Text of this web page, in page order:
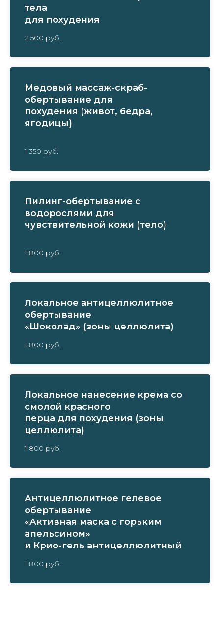
тела
для похудения
2 500 руб.
Медовый массаж-скраб-
обертывание для
похудения (живот, бедра,
ягодицы)
1 350 руб.
Пилинг-обертывание с
водорослями для
чувствительной кожи (тело)
1 800 руб.
Локальное антицеллюлитное
обертывание
«Шоколад» (зоны целлюлита)
1 800 руб.
Локальное нанесение крема со
смолой красного
перца для похудения (зоны
целлюлита)
1 800 руб.
Антицеллюлитное гелевое
обертывание
«Активная маска с горьким
апельсином»
и Крио-гель антицеллюлитный
1 800 руб.